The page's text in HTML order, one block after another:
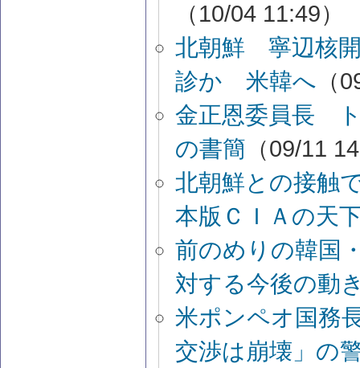
（10/04 11:49）
北朝鮮 寧辺核開
診か 米韓へ （
金正恩委員長
の書簡 （09/11
北朝鮮との接触
本版ＣＩＡの天
前のめりの韓国
対する今後の動
米ポンペオ国務
交渉は崩壊」